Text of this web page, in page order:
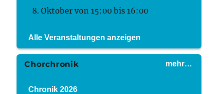
8. Oktober von 15:00 bis16:00
Alle Veranstaltungen anzeigen
mehr…
Chorchronik
Chronik 2026